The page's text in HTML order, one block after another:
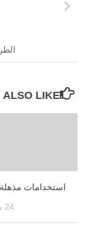
LIKE...
استخدامات
24 سبتمبر، 2010